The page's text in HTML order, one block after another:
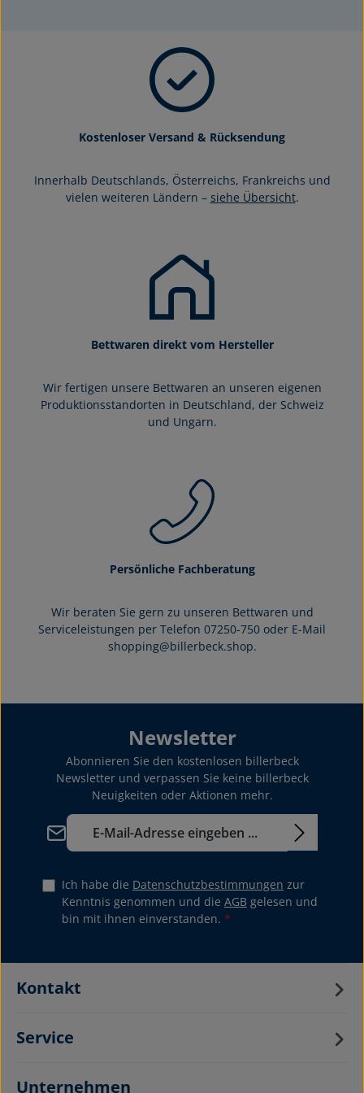
Kostenloser Versand & Rücksendung
Innerhalb Deutschlands, Österreichs, Frankreichs und
vielen weiteren Ländern – siehe Übersicht.
Bettwaren direkt vom Hersteller
Wir fertigen unsere Bettwaren an unseren eigenen
Produktionsstandorten in Deutschland, der Schweiz
und Ungarn.
Persönliche Fachberatung
Wir beraten Sie gern zu unseren Bettwaren und
Serviceleistungen per Telefon 07250-750 oder E-Mail
shopping@billerbeck.shop.
Newsletter
Abonnieren Sie den kostenlosen billerbeck
Newsletter und verpassen Sie keine billerbeck
Neuigkeiten oder Aktionen mehr.
E-Mail-Adresse*
Ich habe die Datenschutzbestimmungen zur
Kenntnis genommen und die AGB gelesen und
bin mit ihnen einverstanden. *
Kontakt
Service
Unternehmen